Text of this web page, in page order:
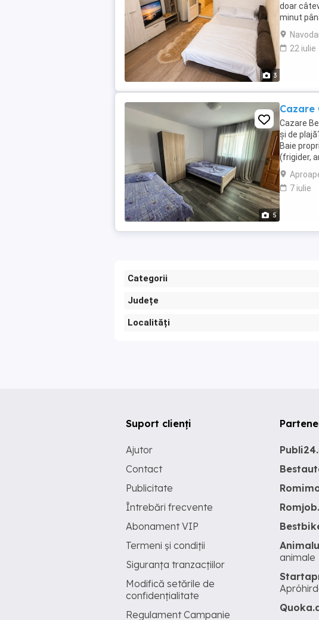
3
doar
minut
și alte ...
22 iulie
5
Cazare
Cazare
și de
Baie
(frigider,
puteți ...
7 iulie
Categorii
Județe
Localități
Suport clienți
Ajutor
Contact
Publicitate
Întrebări frecvente
Abonament VIP
Termeni și condiții
Siguranța tranzacțiilor
Modifică setările de
confidențialitate
Regulament Campanie
animale